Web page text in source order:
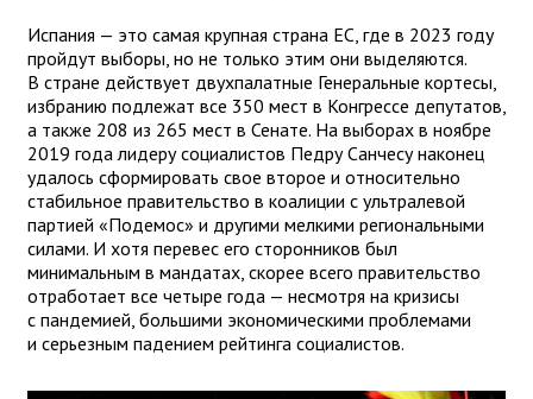
Испания — это самая крупная страна ЕС, где в 2023 году
пройдут выборы, но не только этим они выделяются.
В стране действует двухпалатные Генеральные кортесы,
избранию подлежат все 350 мест в Конгрессе депутатов,
а также 208 из 265 мест в Сенате. На выборах в ноябре
2019 года лидеру социалистов Педру Санчесу наконец
удалось сформировать свое второе и относительно
стабильное правительство в коалиции с ультралевой
партией «Подемос» и другими мелкими региональными
силами. И хотя перевес его сторонников был
минимальным в мандатах, скорее всего правительство
отработает все четыре года — несмотря на кризисы
с пандемией, большими экономическими проблемами
и серьезным падением рейтинга социалистов.